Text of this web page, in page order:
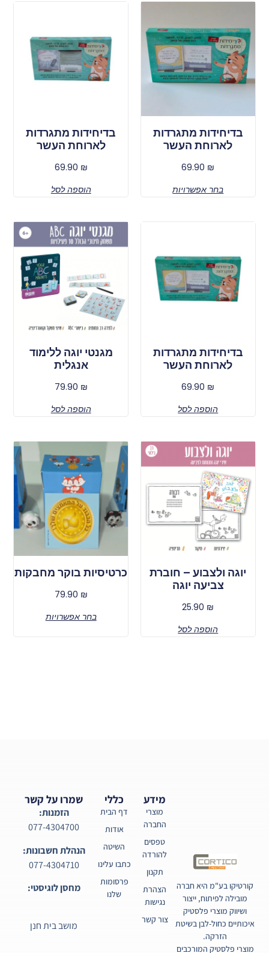
בדיחידות מתגרדות
לארוחת העשר
69.90 ₪
בחר אפשרויות
בדיחידות מתגרדות
לארוחת העשר
69.90 ₪
הוספה לסל
בדיחידות מתגרדות
לארוחת העשר
69.90 ₪
הוספה לסל
מגנטי יוגה ללימוד
אנגלית
79.90 ₪
הוספה לסל
יוגה ולצבוע – חוברת
צביעה יוגה
25.90 ₪
הוספה לסל
כרטיסיות בוקר מחבקות
79.90 ₪
בחר אפשרויות
קורטיקו בע"מ היא חברה
מובילה לפיתוח, ייצור
ושיווק מוצרי פלסטיק
איכותיים כחול-לבן בשיטת
הזרקה.
מוצרי פלסטיק המורכבים
כללי
דף הבית
אודות
השיטה
כתבו עלינו
פרסומות
שלנו
מידע
מוצרי
החברה
טפסים
להורדה
תקנון
הצהרת
נגישות
צור קשר
שמרו על קשר
הזמנות:
077-4304700
הנהלת חשבונות:
077-4304710
מחסן לוגיסטי:
מושב בית חנן